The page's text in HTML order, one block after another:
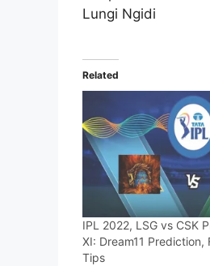
Lungi Ngidi
Related
IPL 2022, LSG vs CSK
XI: Dream11
Tips